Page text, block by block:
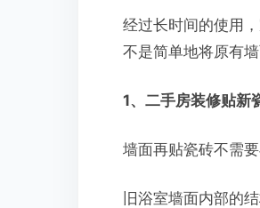
经过长时间的使用
不是简单地将原有
1、二手房装修贴新
墙面再贴瓷砖不需
旧浴室墙面内部的